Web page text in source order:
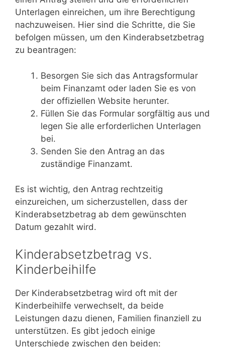
Unterlagen einreichen, um ihre Berechtigung
nachzuweisen. Hier sind die Schritte, die Sie
befolgen müssen, um den Kinderabsetzbetrag
zu beantragen:
Besorgen Sie sich das Antragsformular
beim Finanzamt oder laden Sie es von
der offiziellen Website herunter.
Füllen Sie das Formular sorgfältig aus und
legen Sie alle erforderlichen Unterlagen
bei.
Senden Sie den Antrag an das
zuständige Finanzamt.
Es ist wichtig, den Antrag rechtzeitig
einzureichen, um sicherzustellen, dass der
Kinderabsetzbetrag ab dem gewünschten
Datum gezahlt wird.
Kinderabsetzbetrag vs.
Kinderbeihilfe
Der Kinderabsetzbetrag wird oft mit der
Kinderbeihilfe verwechselt, da beide
Leistungen dazu dienen, Familien finanziell zu
unterstützen. Es gibt jedoch einige
Unterschiede zwischen den beiden: